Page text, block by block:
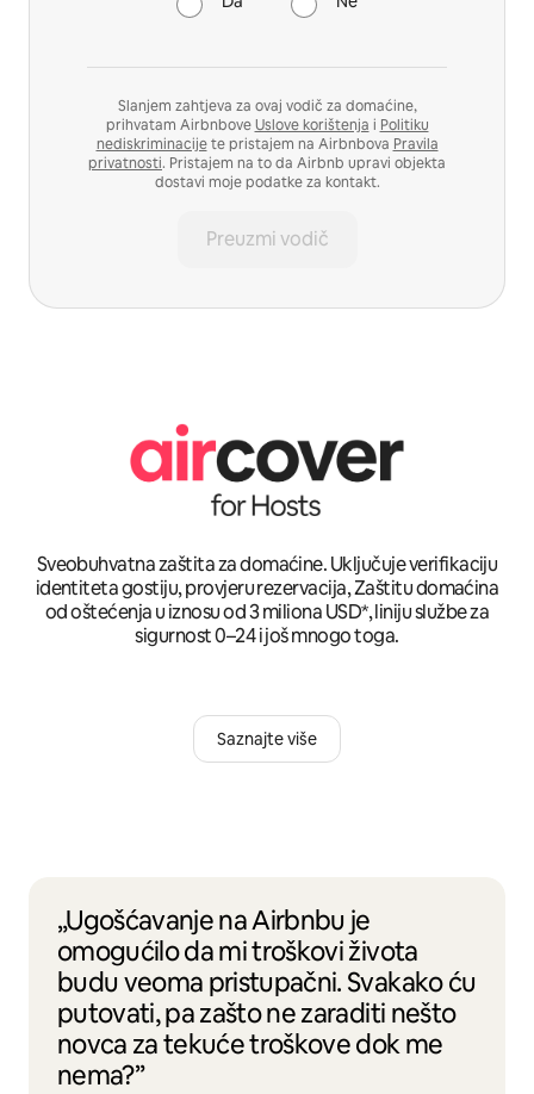
Slanjem zahtjeva za ovaj vodič za domaćine,
prihvatam AirbnboveUslove korištenja i Politiku
nediskriminacijete pristajem na Airbnbova Pravila
privatnosti. Pristajem na to da Airbnb upravi objekta
dostavi moje podatke za kontakt.
Preuzmi vodič
Sveobuhvatna zaštita za domaćine. Uključuje verifikaciju
identiteta gostiju, provjeru rezervacija, Zaštitu domaćina
od oštećenja u iznosu od 3 miliona USD*, liniju službe za
sigurnost 0–24 i još mnogo toga.
Saznajte više
„Ugošćavanje na Airbnbu je
omogućilo da mi troškovi života
budu veoma pristupačni. Svakako ću
putovati, pa zašto ne zaraditi nešto
novca za tekuće troškove dok me
nema?”